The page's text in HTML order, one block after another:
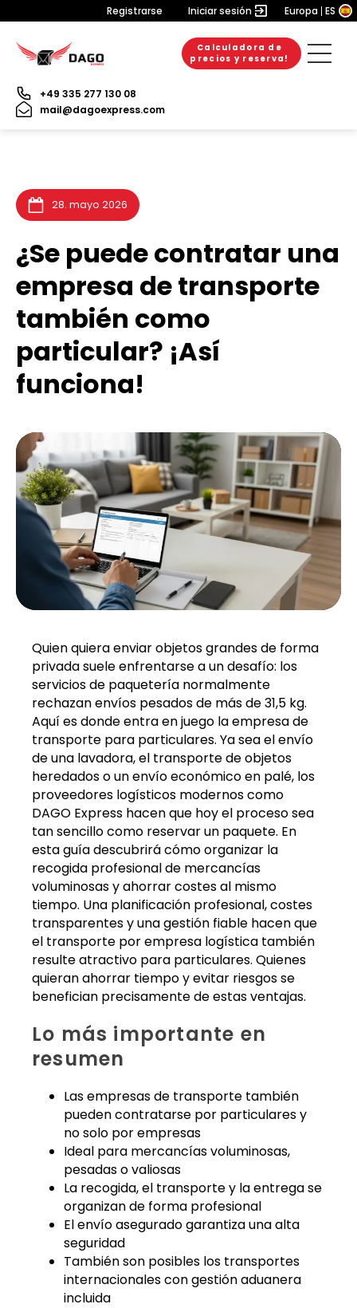
Registrarse Iniciar sesión Europa ES
Calculadora de
precios y reserva!
+49 335 277 130 08
mail@dagoexpress.com
28. mayo 2026
¿Se puede contratar una
empresa de transporte
también como
particular? ¡Así
funciona!
Quien quiera enviar objetos grandes de forma
privada suele enfrentarse a un desafío: los
servicios de paquetería normalmente
rechazan envíos pesados de más de 31,5 kg.
Aquí es donde entra en juego la empresa de
transporte para particulares. Ya sea el envío
de una lavadora, el transporte de objetos
heredados o un envío económico en palé, los
proveedores logísticos modernos como
DAGO Express hacen que hoy el proceso sea
tan sencillo como reservar un paquete. En
esta guía descubrirá cómo organizar la
recogida profesional de mercancías
voluminosas y ahorrar costes al mismo
tiempo. Una planificación profesional, costes
transparentes y una gestión fiable hacen que
el transporte por empresa logística también
resulte atractivo para particulares. Quienes
quieran ahorrar tiempo y evitar riesgos se
benefician precisamente de estas ventajas.
Lo más importante en
resumen
Las empresas de transporte también
pueden contratarse por particulares y
no solo por empresas
Ideal para mercancías voluminosas,
pesadas o valiosas
La recogida, el transporte y la entrega se
organizan de forma profesional
El envío asegurado garantiza una alta
seguridad
También son posibles los transportes
internacionales con gestión aduanera
incluida
20. julio 2026
6. julio 2026
3. julio 2026